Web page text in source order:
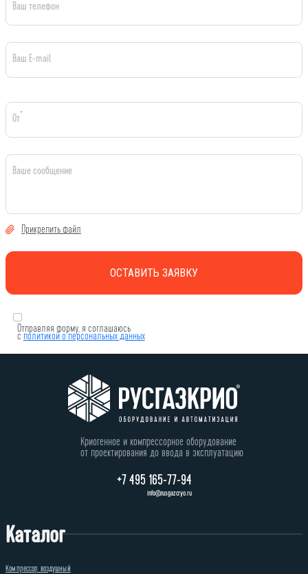
Ваш телефон
Ваш E-mail
От*
Ваше сообщение
Прикрепить файл
Отправляя форму, я соглашаюсь
с политикой о персональных данных
Криогенное и компрессорное оборудование
от проектирования до ввода в эксплуатацию
+7 495 165-77-94
info@rusgazcryo.ru
Каталог
Компрессор воздушный